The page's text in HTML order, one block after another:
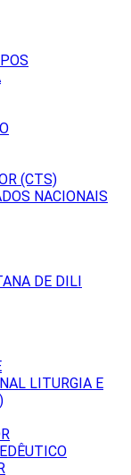
(CTS)
NACIONAIS
DE DILI
LITURGIA E